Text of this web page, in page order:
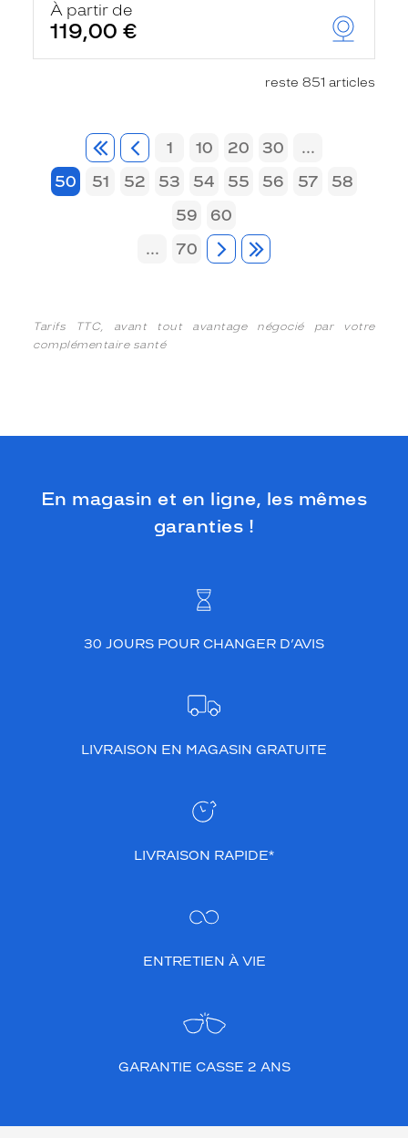
À partir de
119,00 €
reste 851 articles
1 10 20 30
...
50
51 52 53 54 55 56 57
58
59
60
...
70
Tarifs TTC, avant tout avantage négocié par votre
complémentaire santé
En magasin et en ligne, les mêmes
garanties !
30 JOURS POUR CHANGER D’AVIS
LIVRAISON EN MAGASIN GRATUITE
LIVRAISON RAPIDE*
ENTRETIEN À VIE
GARANTIE CASSE 2 ANS